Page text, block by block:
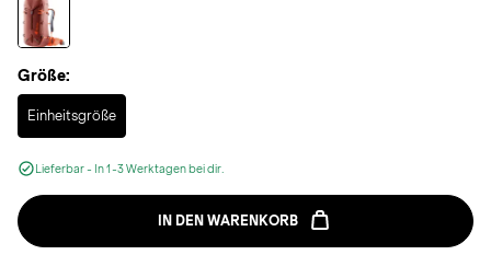
Größe:
Einheitsgröße
Selected
Lieferbar - In 1-3 Werktagen bei dir.
IN DEN WARENKORB